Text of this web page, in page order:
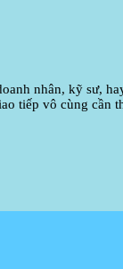
nhân, kỹ sư,
tiếp vô cùng